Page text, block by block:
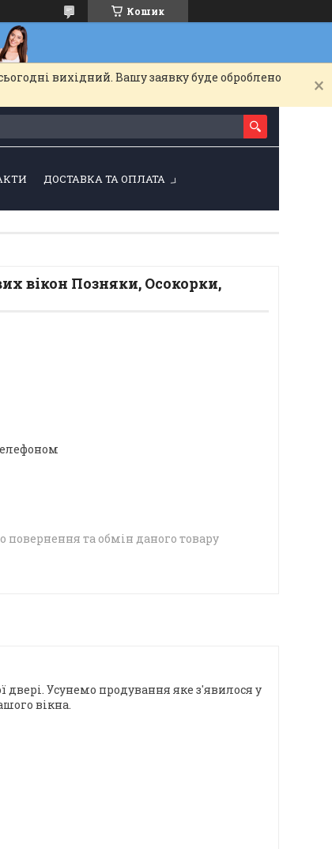
Кошик
вихідний. Вашу заявку буде оброблено
ДОСТАВКА ТА ОПЛАТА
вікон Позняки, Осокорки,
повернення та обмін даного товару
Усунемо продування яке з'явилося у
вікна.